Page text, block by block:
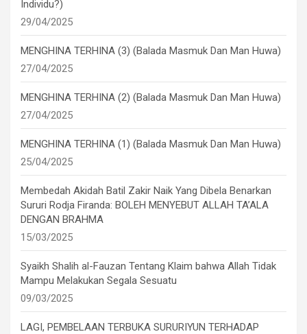
Individu?)
29/04/2025
MENGHINA TERHINA (3) (Balada Masmuk Dan Man Huwa)
27/04/2025
MENGHINA TERHINA (2) (Balada Masmuk Dan Man Huwa)
27/04/2025
MENGHINA TERHINA (1) (Balada Masmuk Dan Man Huwa)
25/04/2025
Membedah Akidah Batil Zakir Naik Yang Dibela Benarkan
Sururi Rodja Firanda: BOLEH MENYEBUT ALLAH TA’ALA
DENGAN BRAHMA
15/03/2025
Syaikh Shalih al-Fauzan Tentang Klaim bahwa Allah Tidak
Mampu Melakukan Segala Sesuatu
09/03/2025
LAGI, PEMBELAAN TERBUKA SURURIYUN TERHADAP